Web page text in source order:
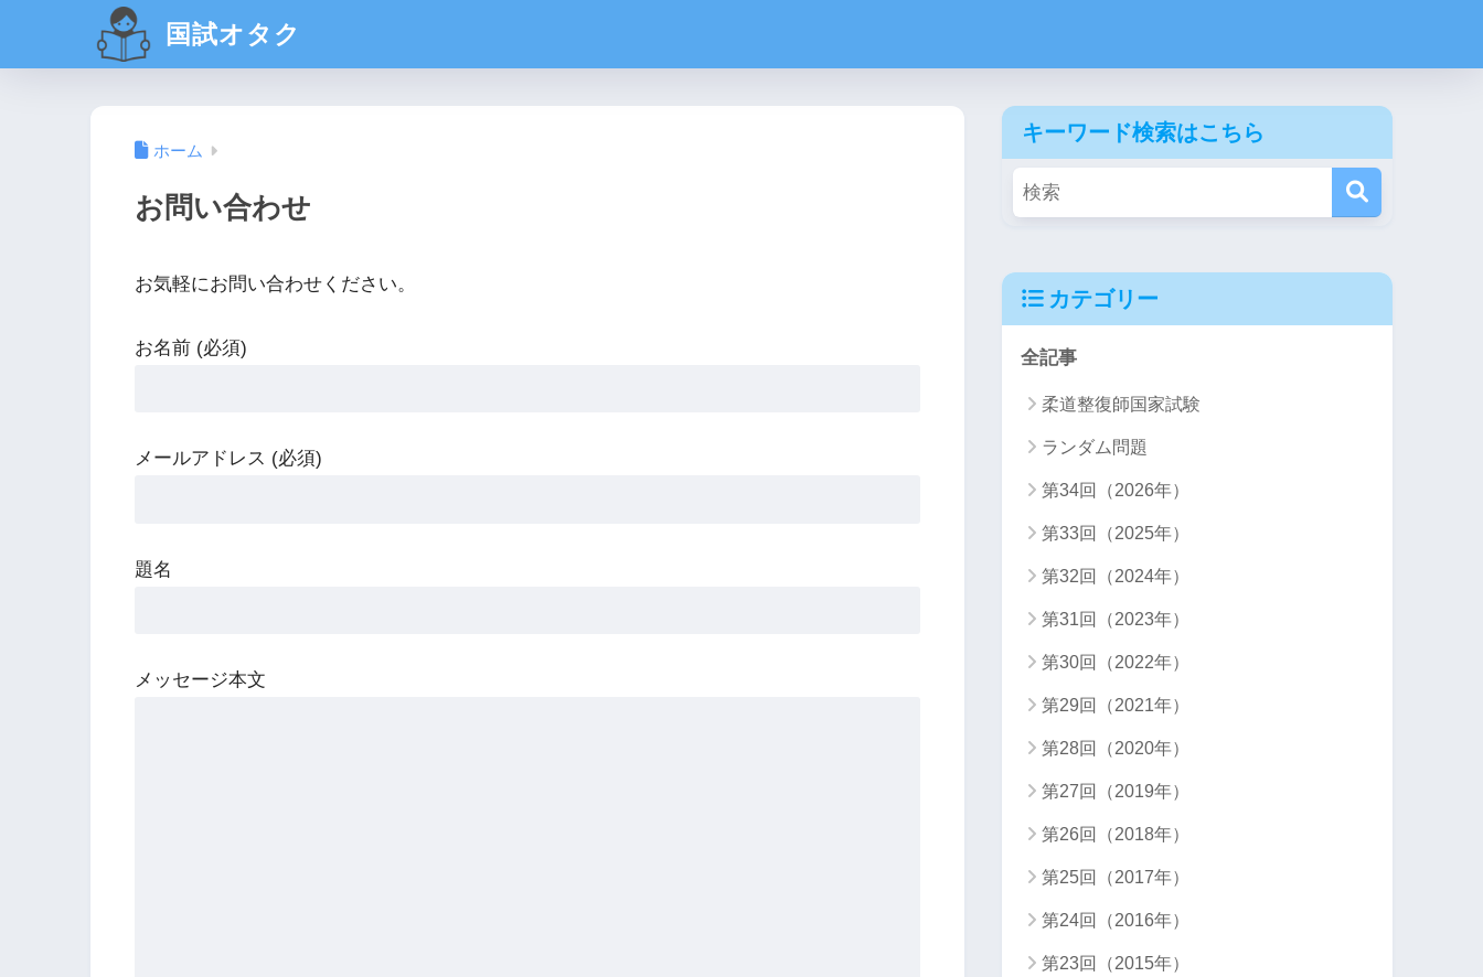
国試オタク
ホーム
お問い合わせ
お気軽にお問い合わせください。
お名前 (必須)
メールアドレス (必須)
題名
メッセージ本文
キーワード検索はこちら
カテゴリー
全記事
柔道整復師国家試験
ランダム問題
第34回（2026年）
第33回（2025年）
第32回（2024年）
第31回（2023年）
第30回（2022年）
第29回（2021年）
第28回（2020年）
第27回（2019年）
第26回（2018年）
第25回（2017年）
第24回（2016年）
第23回（2015年）